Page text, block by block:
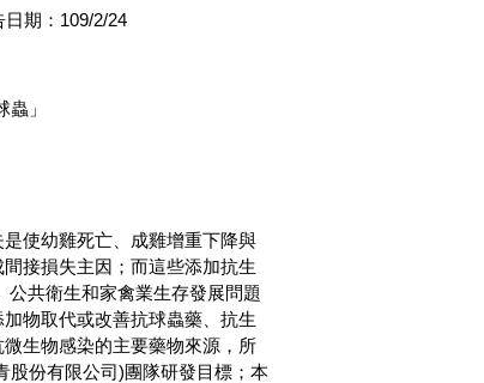
日期：109/2/24
」
使幼雞死亡、成雞增重下降與
接損失主因；而這些添加抗生
共衛生和家禽業生存發展問題
物取代或改善抗球蟲藥、抗生
生物感染的主要藥物來源，所
股份有限公司)團隊研發目標；本